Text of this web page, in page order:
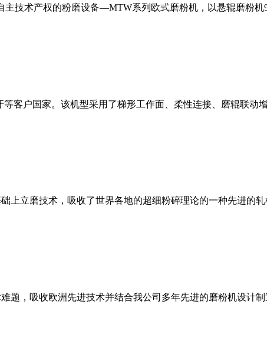
技术产权的粉磨设备—MTW系列欧式磨粉机，以悬辊磨粉
客户国家。该机型采用了梯形工作面、柔性连接、磨辊联动
上立磨技术，吸收了世界各地的超细粉碎理论的一种先进的
题，吸收欧洲先进技术并结合我公司多年先进的磨粉机设计